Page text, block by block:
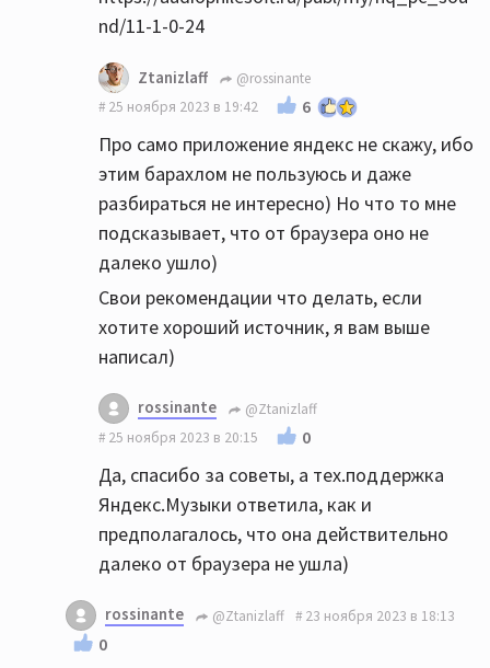
нравится больше.
Ну еще бы, цап и звук Xonar это печаль,
только тинейджерам в игрушки играть
подходит)
В общем, вам чтоб что-то понять оценить,
надо норм цап сначало.
nd/11-1-0-24
Ztanizlaff
@rossinante
25 ноября 2023 в 19:42
6
Про само приложение яндекс не скажу, ибо
этим барахлом не пользуюсь и даже
разбираться не интересно) Но что то мне
подсказывает, что от браузера оно не
далеко ушло)
Свои рекомендации что делать, если
хотите хороший источник, я вам выше
написал)
rossinante
@Ztanizlaff
25 ноября 2023 в 20:15
0
Да, спасибо за советы, а тех.поддержка
Яндекс.Музыки ответила, как и
предполагалось, что она действительно
далеко от браузера не ушла)
rossinante @Ztanizlaff 23 ноября 2023 в 18:13
0